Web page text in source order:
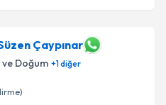
Çaypınar
ve Doğum +1diğer